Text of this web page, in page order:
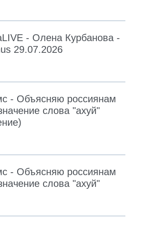
- Олена Курбанова -
29.07.2026
- Объясняю россиянам
слова "ахуй"
- Объясняю россиянам
слова "ахуй"